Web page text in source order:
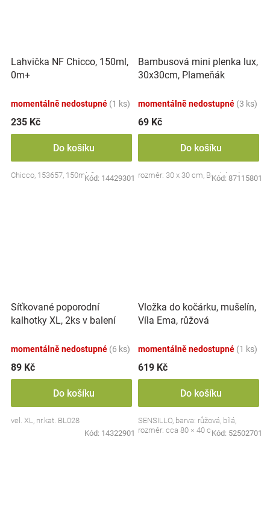
Lahvička NF Chicco, 150ml,
0m+
momentálně nedostupné (1 ks)
235 Kč
Do košíku
Chicco, 153657, 150ml, 0m+
Kód: 14429301
Bambusová mini plenka lux,
30x30cm, Plameňák
momentálně nedostupné (3 ks)
69 Kč
Do košíku
rozměr: 30 x 30 cm, Bocioland
Kód: 87115801
Síťkované poporodní
kalhotky XL, 2ks v balení
momentálně nedostupné (6 ks)
89 Kč
Do košíku
vel. XL, nr.kat. BL028
Kód: 14322901
Vložka do kočárku, mušelín,
Víla Ema, růžová
momentálně nedostupné (1 ks)
619 Kč
Do košíku
SENSILLO, barva: růžová, bílá,
rozměr: cca 80 × 40 cmKód: 52502701